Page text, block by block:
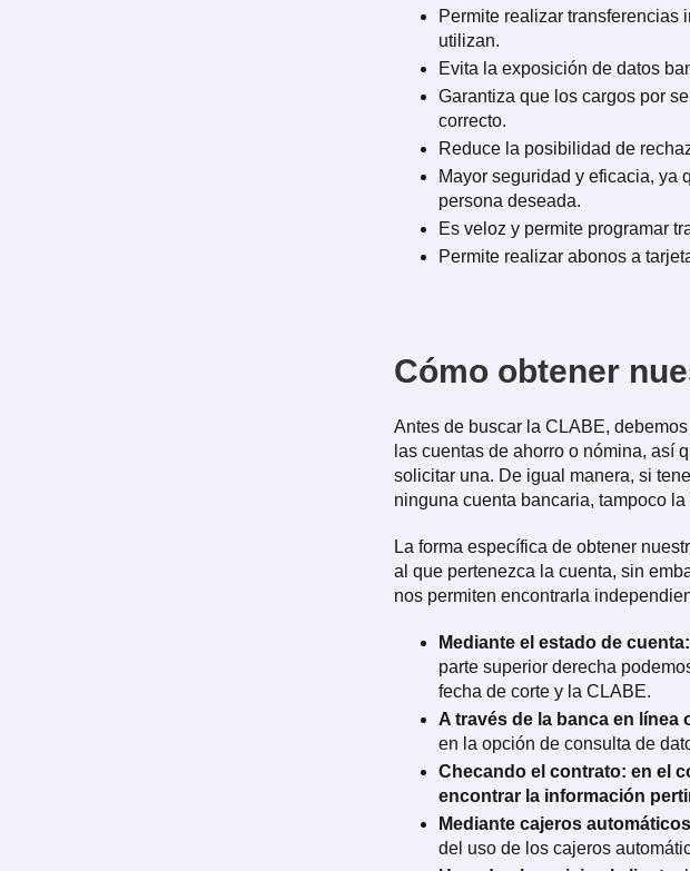
Permite realizar transferencias
utilizan.
Evita la exposición de datos
Garantiza que los cargos por
correcto.
Reduce la posibilidad de
Mayor seguridad y eficacia, ya
persona deseada.
Es veloz y permite programar
Permite realizar abonos a
Cómo obtener
Antes de buscar la CLABE,
las cuentas de ahorro o nómina, así
solicitar una. De igual manera, si
ninguna cuenta bancaria, tampoco la
La forma específica de obtener
al que pertenezca la cuenta, sin
nos permiten encontrarla
Mediante el estado de cuenta:
parte superior derecha
fecha de corte y la CLABE.
A través de la banca en línea
en la opción de consulta de
Checando el contrato: en el
encontrar la información
Mediante cajeros
del uso de los cajeros